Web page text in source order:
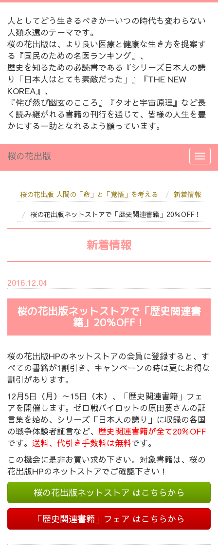
人としてどう生きるべきかーいつの時代も変わらない
人類永遠のテーマです。
桜の花出版は、より良い医療と健康な生き方を提案す
る『国民のための名医ランキング』、
歴史を知るための必読書である『シリーズ日本人の誇
り「日本人はとても素敵だった」』『THE NEW
KOREA』、
『侘び然び幽玄のこころ』『タオと宇宙原理』など長
く読み継がれる書籍の刊行を通じて、皆様の人生を豊
かにする一助となれるよう願っています。
桜の花出版
桜の花出版 人間の「命」と「覚悟」を考える 新着情報
桜の花出版ネットストアで「歴史関連書籍」20％OFF！
新着情報
2016.12.04
桜の花出版ネットストアで「歴史関連書
籍」20％OFF！
桜の花出版HPのネットストアの会員に登録すると、す
べての書籍が1割引き、キャンペーンの時は更にお得な
割引があります。
12月5日（月）～15日（木）、「歴史関連書籍」フェ
アを開催します。ゼロ戦パイロットの原田要さんの証
言集を始め、シリーズ「日本人の誇り」に収録の各国
の戦争体験者証言など、 歴史関連書籍が全て20％OFF
です。 送料、代引き手数料は無料です。
この機会に是非お買い求め下さい。対象書籍は、桜の
花出版HPのネットストアでご確認下さい！
桜の花出版ネットストア はこちらから
「歴史関連書籍」フェア はこちらから